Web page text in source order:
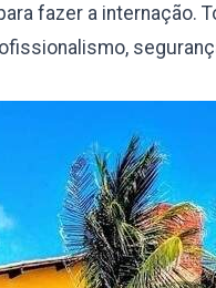
fazer a internação.